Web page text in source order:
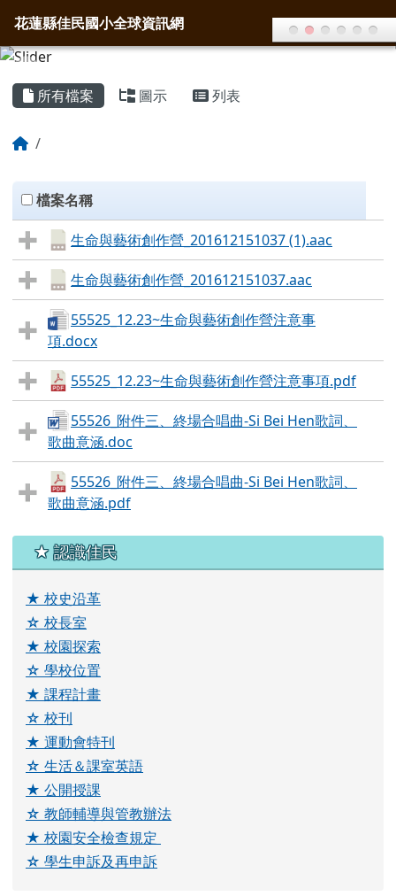
花蓮縣佳民國小全球資訊網
導覽列
花蓮縣佳民國小全球資訊網
主內容區域
所有檔案 圖示 列表
回首頁
Files List
clickAll
檔案名稱
生命與藝術創作營_201612151037 (1).aac
生命與藝術創作營_201612151037.aac
55525_12.23~生命與藝術創作營注意事
項.docx
55525_12.23~生命與藝術創作營注意事項.pdf
55526_附件三、終場合唱曲-Si Bei Hen歌詞、
歌曲意涵.doc
55526_附件三、終場合唱曲-Si Bei Hen歌詞、
歌曲意涵.pdf
左邊區域內容
★ 認識佳民
★ 校史沿革
☆ 校長室
★ 校園探索
☆ 學校位置
★ 課程計畫
☆ 校刊
★ 運動會特刊
☆ 生活＆課室英語
★ 公開授課
☆ 教師輔導與管教辦法
link to \
★ 校園安全檢查規定
link to https://drive.google.com/drive/folders/
☆ 學生申訴及再申訴link to https://drive.google.com/
頁尾區域